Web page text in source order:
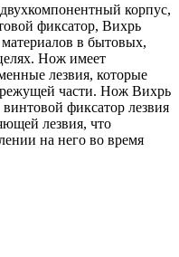
корпус,
фиксатор, Вихрь
в бытовых,
Нож имеет
лезвия, которые
части. Нож Вихрь
фиксатор лезвия
лезвия, что
на него во время